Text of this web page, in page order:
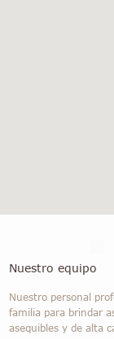
Nuestro equipo
Nuestro personal
familia para brindar
asequibles y de alta